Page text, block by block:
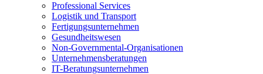
Professional Services
Logistik und Transport
Fertigungsunternehmen
Gesundheitswesen
Non-Governmental-Organisationen
Unternehmensberatungen
IT-Beratungsunternehmen